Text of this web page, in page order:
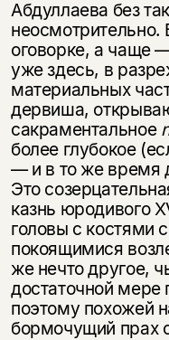
Абдуллаева без
неосмотрительно.
оговорке, а чаще
уже здесь, в
материальных
дервиша,
сакраментальное
более глубокое
— и в то же время
Это
казнь юродивого
головы с костями
покоящимися
же нечто другое,
достаточной мере
поэтому похожей
бормочущий прах